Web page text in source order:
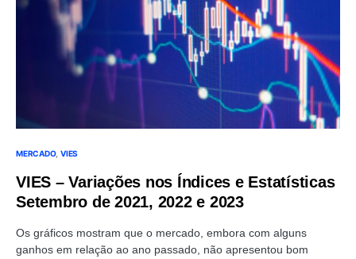
MERCADO VIES
VIES – Variações nos Índices e Estatísticas
Setembro de 2021, 2022 e 2023
Os gráficos mostram que o mercado, embora com alguns
ganhos em relação ao ano passado, não apresentou bom